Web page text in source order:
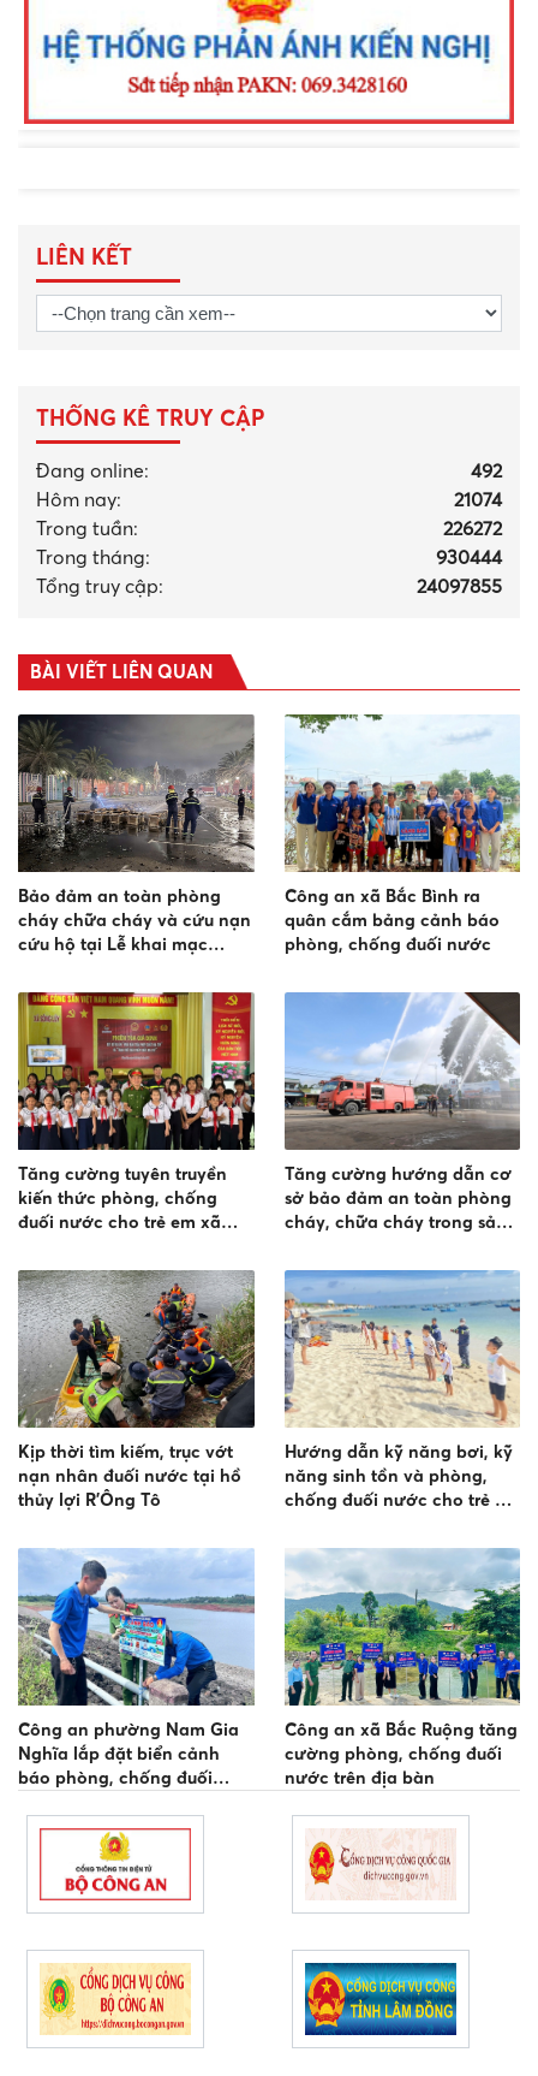
LIÊN KẾT
THỐNG KÊ TRUY CẬP
Đang online:
492
Hôm nay:
21074
Trong tuần:
226272
Trong tháng:
930444
Tổng truy cập:
24097855
BÀI VIẾT LIÊN QUAN
Bảo đảm an toàn phòng
cháy chữa cháy và cứu nạn
cứu hộ tại Lễ khai mạc
Công an xã Bắc Bình ra
quân cắm bảng cảnh báo
phòng, chống đuối nước
Tăng cường tuyên truyền
kiến thức phòng, chống
đuối nước cho trẻ em xã
Tăng cường hướng dẫn cơ
sở bảo đảm an toàn phòng
cháy, chữa cháy trong sản
Kịp thời tìm kiếm, trục vớt
nạn nhân đuối nước tại hồ
thủy lợi R’Ông Tô
Hướng dẫn kỹ năng bơi, kỹ
năng sinh tồn và phòng,
chống đuối nước cho trẻ em
Công an phường Nam Gia
Nghĩa lắp đặt biển cảnh
báo phòng, chống đuối
Công an xã Bắc Ruộng tăng
cường phòng, chống đuối
nước trên địa bàn